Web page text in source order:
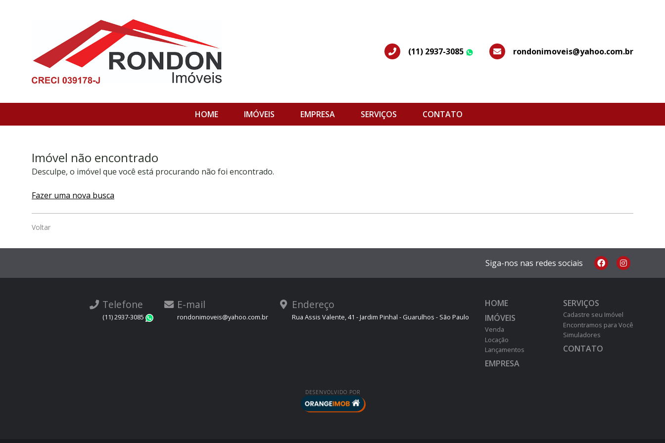
(11) 2937-3085 WhatsApprondonimoveis@yahoo.com.br
HOME IMÓVEIS EMPRESA SERVIÇOS CONTATO
Imóvel não encontrado
Desculpe, o imóvel que você está procurando não foi encontrado.
Fazer uma nova busca
Voltar
Siga-nos nas redes sociais
Telefone
(11) 2937-3085 WhatsApp
E-mail
rondonimoveis@yahoo.com.br
Endereço
Rua Assis Valente, 41 - Jardim Pinhal - Guarulhos - São Paulo
HOME
IMÓVEIS
Venda
Locação
Lançamentos
EMPRESA
SERVIÇOS
Cadastre seu Imóvel
Encontramos para Você
Simuladores
CONTATO
DESENVOLVIDO POR